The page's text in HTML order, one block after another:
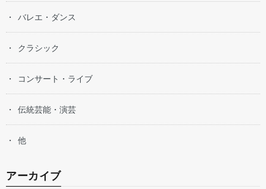
バレエ・ダンス
クラシック
コンサート・ライブ
伝統芸能・演芸
他
アーカイブ